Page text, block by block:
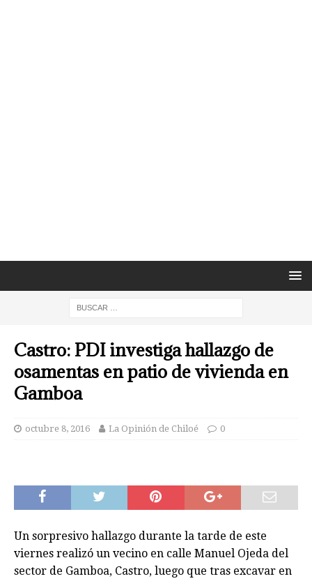
Castro: PDI investiga hallazgo de
osamentas en patio de vivienda en
Gamboa
octubre 8, 2016 La Opinión de Chiloé 0
Un sorpresivo hallazgo durante la tarde de este
viernes realizó un vecino en calle Manuel Ojeda del
sector de Gamboa, Castro, luego que tras excavar en